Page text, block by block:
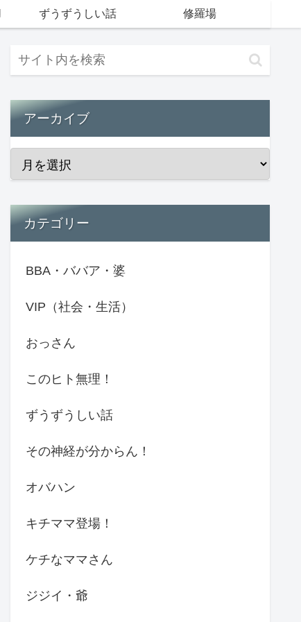
ずうずうしい話 修羅場
アーカイブ
カテゴリー
BBA・ババア・婆
VIP（社会・生活）
おっさん
このヒト無理！
ずうずうしい話
その神経が分からん！
オバハン
キチママ登場！
ケチなママさん
ジジイ・爺